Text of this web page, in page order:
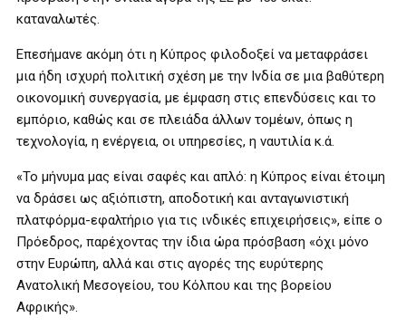
καταναλωτές.
Επεσήμανε ακόμη ότι η Κύπρος φιλοδοξεί να μεταφράσει
μια ήδη ισχυρή πολιτική σχέση με την Ινδία σε μια βαθύτερη
οικονομική συνεργασία, με έμφαση στις επενδύσεις και το
εμπόριο, καθώς και σε πλειάδα άλλων τομέων, όπως η
τεχνολογία, η ενέργεια, οι υπηρεσίες, η ναυτιλία κ.ά.
«Το μήνυμα μας είναι σαφές και απλό: η Κύπρος είναι έτοιμη
να δράσει ως αξιόπιστη, αποδοτική και ανταγωνιστική
πλατφόρμα-εφαλτήριο για τις ινδικές επιχειρήσεις», είπε ο
Πρόεδρος, παρέχοντας την ίδια ώρα πρόσβαση «όχι μόνο
στην Ευρώπη, αλλά και στις αγορές της ευρύτερης
Ανατολική Μεσογείου, του Κόλπου και της βορείου
Αφρικής».